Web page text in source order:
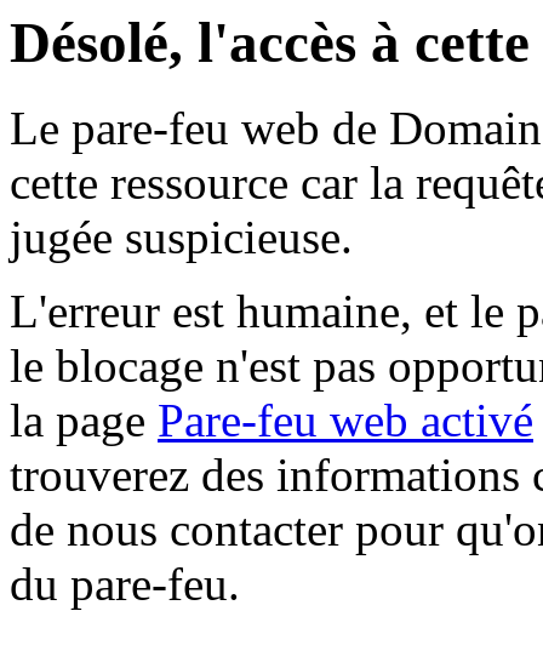
Désolé, l'accès à
Le pare-feu web de
cette ressource car la
jugée suspicieuse.
L'erreur est humaine, et le
le blocage n'est pas
la page Pare-feu web activé
trouverez des informations
de nous contacter pour
du pare-feu.